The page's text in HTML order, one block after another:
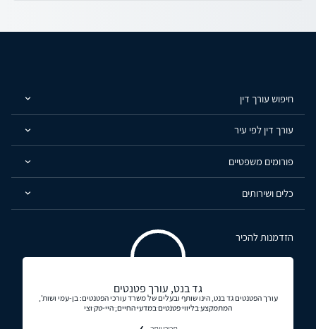
חיפוש עורך דין
עורך דין לפי עיר
פורומים משפטיים
כלים ושירותים
הזדמנות להכיר
גד בנט, עורך פטנטים
עורך הפטנטים גד בנט, הינו שותף ובעלים של משרד עורכי הפטנטים: בן-עמי ושות',
המתמקצע בליווי פטנטים במדעי החיים, היי-טק וצי